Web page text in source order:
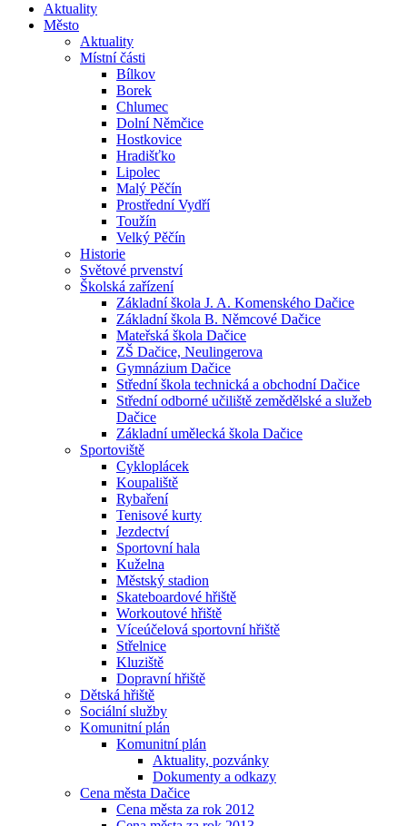
Aktuality
Město
Aktuality
Místní části
Bílkov
Borek
Chlumec
Dolní Němčice
Hostkovice
Hradišťko
Lipolec
Malý Pěčín
Prostřední Vydří
Toužín
Velký Pěčín
Historie
Světové prvenství
Školská zařízení
Základní škola J. A. Komenského Dačice
Základní škola B. Němcové Dačice
Mateřská škola Dačice
ZŠ Dačice, Neulingerova
Gymnázium Dačice
Střední škola technická a obchodní Dačice
Střední odborné učiliště zemědělské a služeb
Dačice
Základní umělecká škola Dačice
Sportoviště
Cykloplácek
Koupaliště
Rybaření
Tenisové kurty
Jezdectví
Sportovní hala
Kuželna
Městský stadion
Skateboardové hřiště
Workoutové hřiště
Víceúčelová sportovní hřiště
Střelnice
Kluziště
Dopravní hřiště
Dětská hřiště
Sociální služby
Komunitní plán
Komunitní plán
Aktuality, pozvánky
Dokumenty a odkazy
Cena města Dačice
Cena města za rok 2012